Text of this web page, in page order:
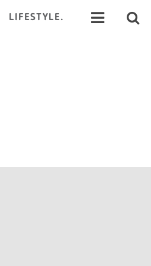
LIFESTYLE.